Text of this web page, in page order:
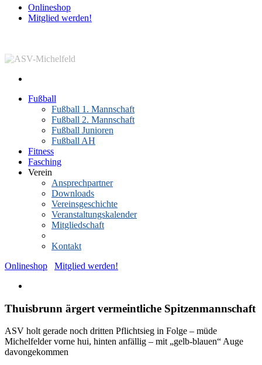
Onlineshop
Mitglied werden!
Fußball
Fußball 1. Mannschaft
Fußball 2. Mannschaft
Fußball Junioren
Fußball AH
Fitness
Fasching
Verein
Ansprechpartner
Downloads
Vereinsgeschichte
Veranstaltungskalender
Mitgliedschaft
Kontakt
Onlineshop
Mitglied werden!
Thuisbrunn ärgert vermeintliche Spitzenmannschaft
ASV holt gerade noch dritten Pflichtsieg in Folge – müde
Michelfelder vorne hui, hinten anfällig – mit „gelb-blauen“ Auge
davongekommen